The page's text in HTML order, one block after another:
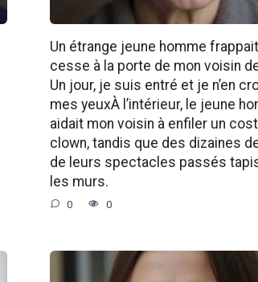
Un étrange jeune homme
cesse à la porte de mon voisin
Un jour, je suis entré et je n’en
mes yeuxÀ l’intérieur, le jeune
aidait mon voisin à enfiler un
clown, tandis que des dizaines
de leurs spectacles passés
les murs.
0 0